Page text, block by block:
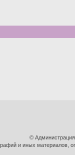
©
и иных материалов,